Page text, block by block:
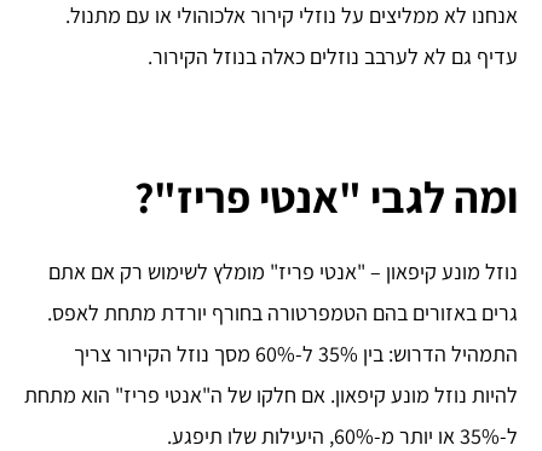
אנחנו לא ממליצים על נוזלי קירור אלכוהולי או עם מתנול.
עדיף גם לא לערבב נוזלים כאלה בנוזל הקירור.
ומה לגבי "אנטי פריז"?
נוזל מונע קיפאון – "אנטי פריז" מומלץ לשימוש רק אם אתם
גרים באזורים בהם הטמפרטורה בחורף יורדת מתחת לאפס.
התמהיל הדרוש: בין 35% ל-60% מסך נוזל הקירור צריך
להיות נוזל מונע קיפאון. אם חלקו של ה"אנטי פריז" הוא מתחת
ל-35% או יותר מ-60%, היעילות שלו תיפגע.